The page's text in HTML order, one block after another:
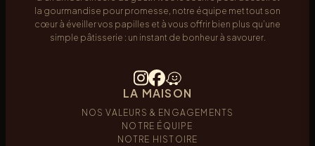
la gourmandise pour promesse, notre équipe met tout son
cœur à éveiller vos papilles et à vous offrir bien plus qu’une
simple pâtisserie : un instant de bonheur à savourer.
LA MAISON
NOS VALEURS & ENGAGEMENTS
NOTRE ÉQUIPE
NOTRE HISTOIRE